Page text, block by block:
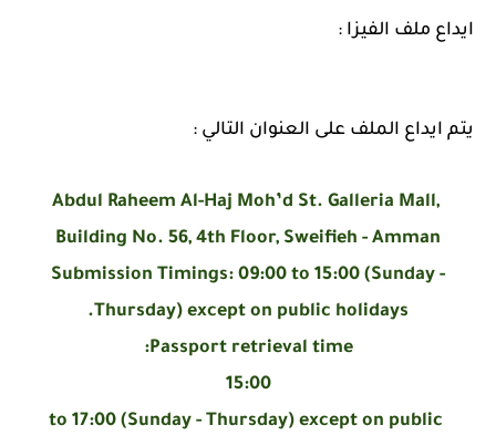
ايداع ملف الفيزا :
يتم ايداع الملف على العنوان التالي :
Abdul Raheem Al-Haj Moh’d St. Galleria Mall,
Building No. 56, 4th Floor, Sweifieh - Amman
Submission Timings: 09:00 to 15:00 (Sunday -
Thursday) except on public holidays.
Passport retrieval time:
15:00
to 17:00 (Sunday - Thursday) except on public